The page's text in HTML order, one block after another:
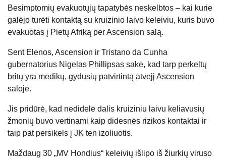
Besimptomių evakuotųjų tapatybės neskelbtos – kai kurie
galėjo turėti kontaktą su kruizinio laivo keleiviu, kuris buvo
evakuotas į Pietų Afriką per Ascension salą.
Sent Elenos, Ascension ir Tristano da Cunha
gubernatorius Nigelas Phillipsas sakė, kad tarp perkeltų
britų yra medikų, gydusių patvirtintą atvejį Ascension
saloje.
Jis pridūrė, kad nedidelė dalis kruiziniu laivu keliavusių
žmonių buvo vertinami kaip didesnės rizikos kontaktai ir
taip pat persikels į JK ten izoliuotis.
Maždaug 30 „MV Hondius“ keleivių išlipo iš žiurkių viruso